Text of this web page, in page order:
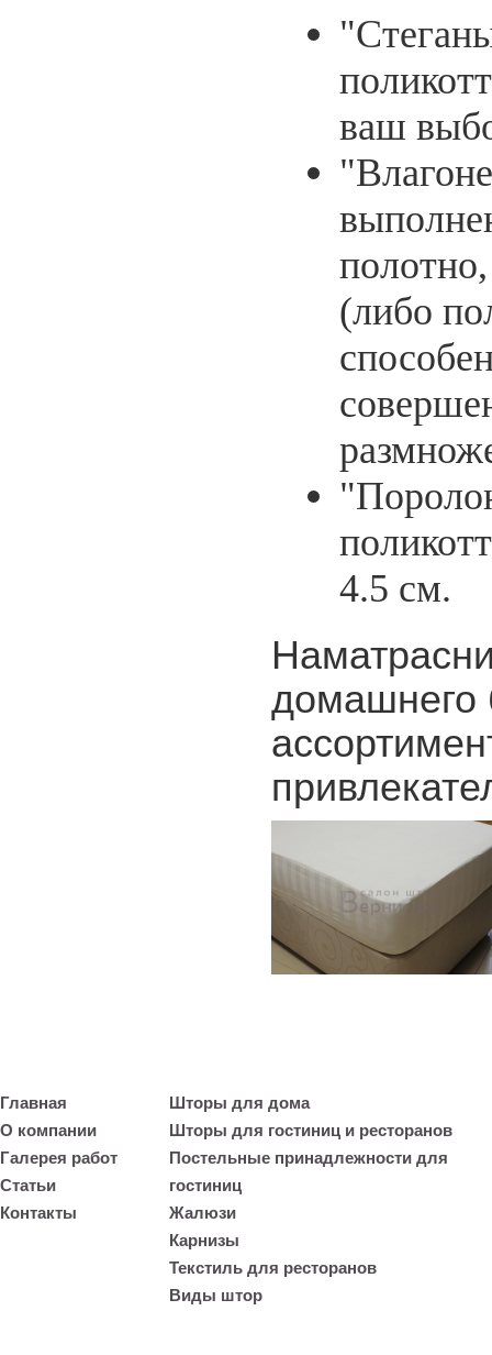
ваш
(либо
4.5 см.
Главная
О компании
Галерея работ
Статьи
Контакты
Шторы для дома
Шторы для гостиниц и ресторанов
Постельные принадлежности для
гостиниц
Жалюзи
Карнизы
Текстиль для ресторанов
Виды штор